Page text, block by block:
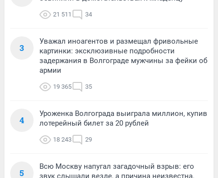
21 511 34
3
Уважал иноагентов и размещал фривольные
картинки: эксклюзивные подробности
задержания в Волгограде мужчины за фейки об
армии
19 365 35
4
Уроженка Волгограда выиграла миллион, купив
лотерейный билет за 20 рублей
18 243 29
5
Всю Москву напугал загадочный взрыв: его
звук слышали везде, а причина неизвестна.